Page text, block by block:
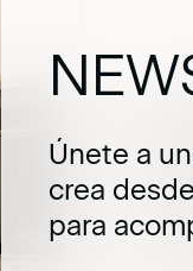
Únete a
crea
para